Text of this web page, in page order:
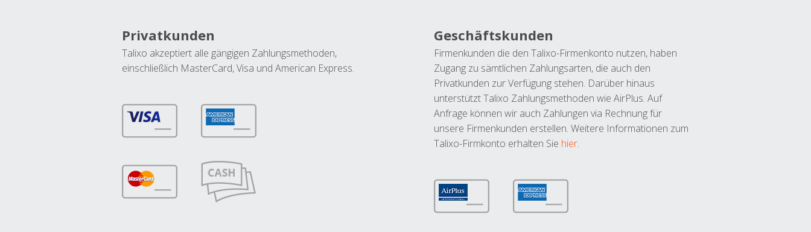
Privatkunden
Talixo akzeptiert alle gängigen Zahlungsmethoden,
einschließlich MasterCard, Visa und American Express.
Geschäftskunden
Firmenkunden die den Talixo-Firmenkonto nutzen, haben
Zugang zu sämtlichen Zahlungsarten, die auch den
Privatkunden zur Verfügung stehen. Darüber hinaus
unterstützt Talixo Zahlungsmethoden wie AirPlus. Auf
Anfrage können wir auch Zahlungen via Rechnung für
unsere Firmenkunden erstellen. Weitere Informationen zum
Talixo-Firmkonto erhalten Sie hier.